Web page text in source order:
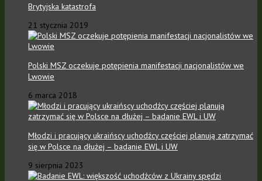
Brytyjska katastrofa
21 stycznia 2019
Polski MSZ oczekuje potępienia manifestacji nacjonalistów we
Lwowie
6 marca 2018
Młodzi i pracujący ukraińscy uchodźcy częściej planują zatrzymać
się w Polsce na dłużej – badanie EWL i UW
9 sierpnia 2023